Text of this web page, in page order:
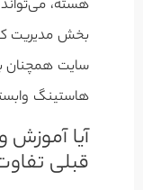
هسته،
بخش مدیریت
سایت همچنان
هاستینگ
قبلی